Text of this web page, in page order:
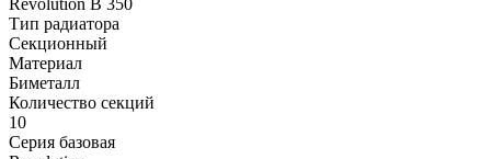
Тип радиатора
Секционный
Материал
Биметалл
Количество секций
10
Серия базовая